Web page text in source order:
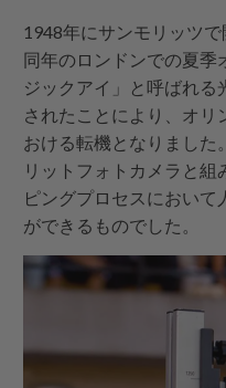
1948年にサンモリッツ
同年のロンドンでの夏季
ジックアイ」と呼ばれる
されたことにより、オリ
おける転機となりました
リットフォトカメラと
ピングプロセスにおいて
ができるものでした。